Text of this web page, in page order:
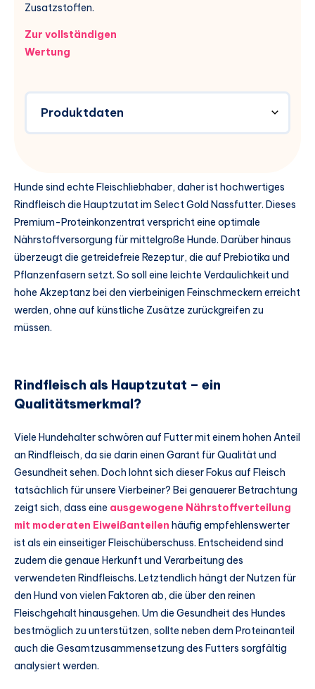
Zusatzstoffen.
Zur vollständigen
Wertung
Produktdaten
Hunde sind echte Fleischliebhaber, daher ist hochwertiges
Rindfleisch die Hauptzutat im Select Gold Nassfutter. Dieses
Premium-Proteinkonzentrat verspricht eine optimale
Nährstoffversorgung für mittelgroße Hunde. Darüber hinaus
überzeugt die getreidefreie Rezeptur, die auf Prebiotika und
Pflanzenfasern setzt. So soll eine leichte Verdaulichkeit und
hohe Akzeptanz bei den vierbeinigen Feinschmeckern erreicht
werden, ohne auf künstliche Zusätze zurückgreifen zu
müssen.
Rindfleisch als Hauptzutat – ein
Qualitätsmerkmal?
Viele Hundehalter schwören auf Futter mit einem hohen Anteil
an Rindfleisch, da sie darin einen Garant für Qualität und
Gesundheit sehen. Doch lohnt sich dieser Fokus auf Fleisch
tatsächlich für unsere Vierbeiner? Bei genauerer Betrachtung
zeigt sich, dass eine ausgewogene Nährstoffverteilung
mit moderaten Eiweißanteilen häufig empfehlenswerter
ist als ein einseitiger Fleischüberschuss. Entscheidend sind
zudem die genaue Herkunft und Verarbeitung des
verwendeten Rindfleischs. Letztendlich hängt der Nutzen für
den Hund von vielen Faktoren ab, die über den reinen
Fleischgehalt hinausgehen. Um die Gesundheit des Hundes
bestmöglich zu unterstützen, sollte neben dem Proteinanteil
auch die Gesamtzusammensetzung des Futters sorgfältig
analysiert werden.